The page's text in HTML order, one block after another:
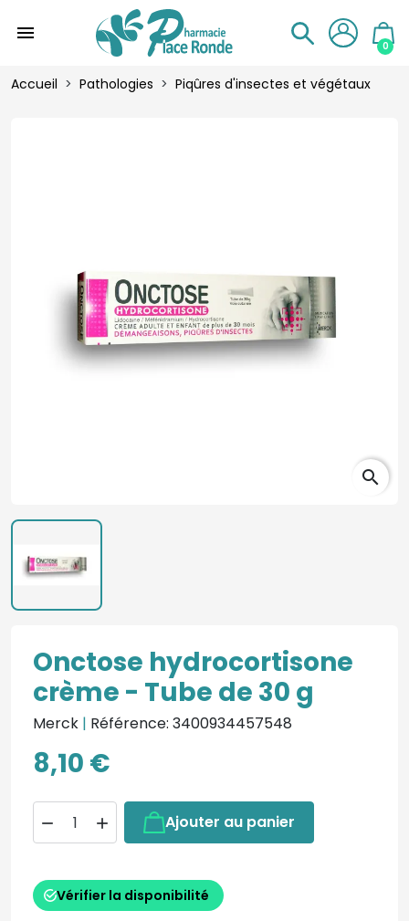
menu
0
Accueil Pathologies Piqûres d'insectes et végétaux
search
Onctose hydrocortisone
crème - Tube de 30 g
Merck | Référence: 3400934457548
8,10 €
  Ajouter au panier
Vérifier la disponibilité